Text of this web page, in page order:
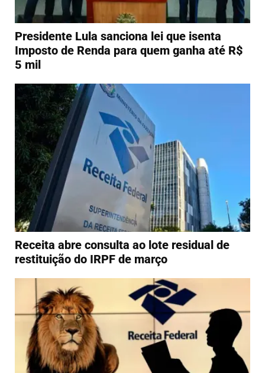
Presidente Lula sanciona lei que isenta
Imposto de Renda para quem ganha até R$
5 mil
Receita abre consulta ao lote residual de
restituição do IRPF de março